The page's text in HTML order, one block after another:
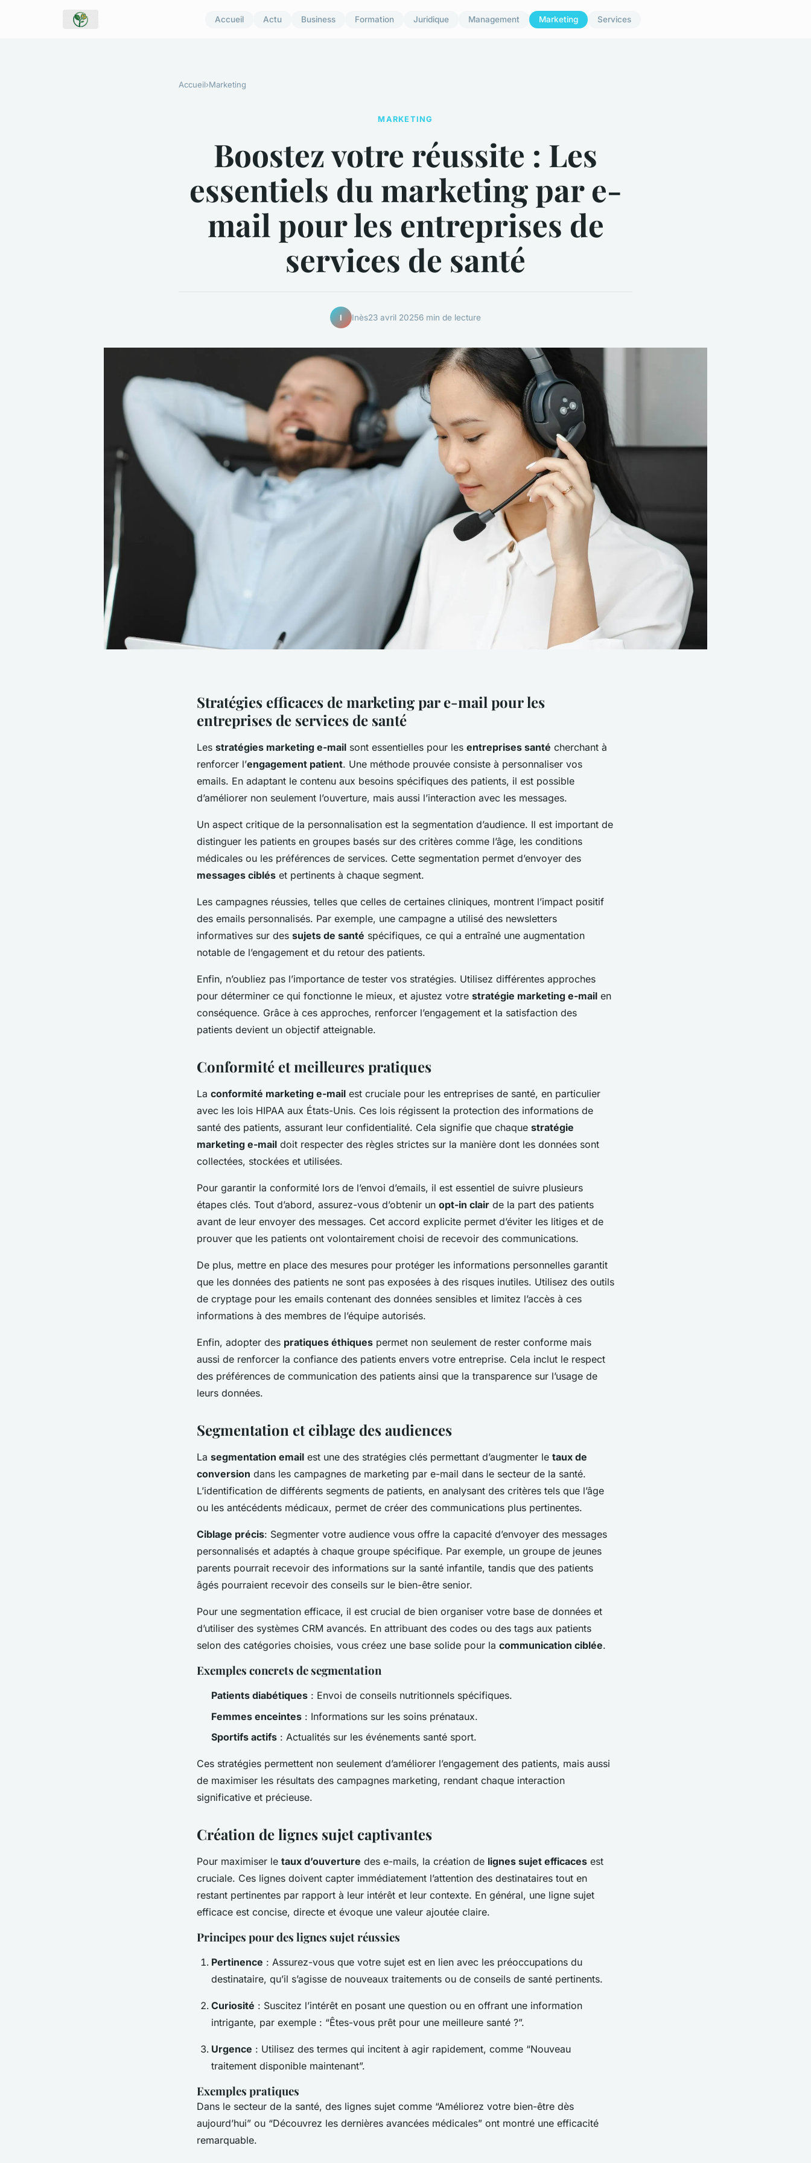
Accueil Actu Business Formation Juridique Management Marketing Services
Accueil›Marketing
MARKETING
Boostez votre réussite : Les
essentiels du marketing par e-
mail pour les entreprises de
services de santé
I Inès23 avril 20256 min de lecture
Stratégies efficaces de marketing par e-mail pour les
entreprises de services de santé
Les stratégies marketing e-mail sont essentielles pour les entreprises santé cherchant à
renforcer l’engagement patient. Une méthode prouvée consiste à personnaliser vos
emails. En adaptant le contenu aux besoins spécifiques des patients, il est possible
d’améliorer non seulement l’ouverture, mais aussi l’interaction avec les messages.
Un aspect critique de la personnalisation est la segmentation d’audience. Il est important de
distinguer les patients en groupes basés sur des critères comme l’âge, les conditions
médicales ou les préférences de services. Cette segmentation permet d’envoyer des
messages ciblés et pertinents à chaque segment.
Les campagnes réussies, telles que celles de certaines cliniques, montrent l’impact positif
des emails personnalisés. Par exemple, une campagne a utilisé des newsletters
informatives sur des sujets de santé spécifiques, ce qui a entraîné une augmentation
notable de l’engagement et du retour des patients.
Enfin, n’oubliez pas l’importance de tester vos stratégies. Utilisez différentes approches
pour déterminer ce qui fonctionne le mieux, et ajustez votre stratégie marketing e-mail en
conséquence. Grâce à ces approches, renforcer l’engagement et la satisfaction des
patients devient un objectif atteignable.
Conformité et meilleures pratiques
La conformité marketing e-mail est cruciale pour les entreprises de santé, en particulier
avec les lois HIPAA aux États-Unis. Ces lois régissent la protection des informations de
santé des patients, assurant leur confidentialité. Cela signifie que chaque stratégie
marketing e-mail doit respecter des règles strictes sur la manière dont les données sont
collectées, stockées et utilisées.
Pour garantir la conformité lors de l’envoi d’emails, il est essentiel de suivre plusieurs
étapes clés. Tout d’abord, assurez-vous d’obtenir un opt-in clair de la part des patients
avant de leur envoyer des messages. Cet accord explicite permet d’éviter les litiges et de
prouver que les patients ont volontairement choisi de recevoir des communications.
De plus, mettre en place des mesures pour protéger les informations personnelles garantit
que les données des patients ne sont pas exposées à des risques inutiles. Utilisez des outils
de cryptage pour les emails contenant des données sensibles et limitez l’accès à ces
informations à des membres de l’équipe autorisés.
Enfin, adopter des pratiques éthiques permet non seulement de rester conforme mais
aussi de renforcer la confiance des patients envers votre entreprise. Cela inclut le respect
des préférences de communication des patients ainsi que la transparence sur l’usage de
leurs données.
Segmentation et ciblage des audiences
La segmentation email est une des stratégies clés permettant d’augmenter le taux de
conversion dans les campagnes de marketing par e-mail dans le secteur de la santé.
L’identification de différents segments de patients, en analysant des critères tels que l’âge
ou les antécédents médicaux, permet de créer des communications plus pertinentes.
Ciblage précis: Segmenter votre audience vous offre la capacité d’envoyer des messages
personnalisés et adaptés à chaque groupe spécifique. Par exemple, un groupe de jeunes
parents pourrait recevoir des informations sur la santé infantile, tandis que des patients
âgés pourraient recevoir des conseils sur le bien-être senior.
Pour une segmentation efficace, il est crucial de bien organiser votre base de données et
d’utiliser des systèmes CRM avancés. En attribuant des codes ou des tags aux patients
selon des catégories choisies, vous créez une base solide pour la communication ciblée.
Exemples concrets de segmentation
Patients diabétiques : Envoi de conseils nutritionnels spécifiques.
Femmes enceintes : Informations sur les soins prénataux.
Sportifs actifs : Actualités sur les événements santé sport.
Ces stratégies permettent non seulement d’améliorer l’engagement des patients, mais aussi
de maximiser les résultats des campagnes marketing, rendant chaque interaction
significative et précieuse.
Création de lignes sujet captivantes
Pour maximiser le taux d’ouverture des e-mails, la création de lignes sujet efficaces est
cruciale. Ces lignes doivent capter immédiatement l’attention des destinataires tout en
restant pertinentes par rapport à leur intérêt et leur contexte. En général, une ligne sujet
efficace est concise, directe et évoque une valeur ajoutée claire.
Principes pour des lignes sujet réussies
Pertinence : Assurez-vous que votre sujet est en lien avec les préoccupations du
destinataire, qu’il s’agisse de nouveaux traitements ou de conseils de santé pertinents.
Curiosité : Suscitez l’intérêt en posant une question ou en offrant une information
intrigante, par exemple : “Êtes-vous prêt pour une meilleure santé ?”.
Urgence : Utilisez des termes qui incitent à agir rapidement, comme “Nouveau
traitement disponible maintenant”.
Exemples pratiques
Dans le secteur de la santé, des lignes sujet comme “Améliorez votre bien-être dès
aujourd’hui” ou “Découvrez les dernières avancées médicales” ont montré une efficacité
remarquable.